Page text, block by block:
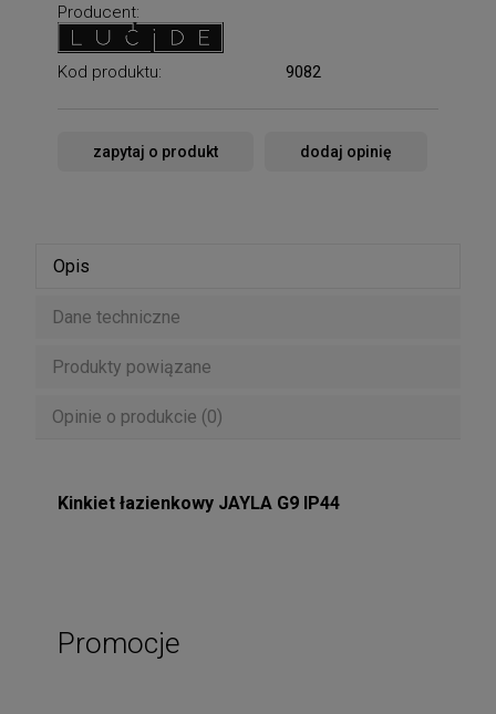
Producent:
Kod produktu: 9082
zapytaj o produkt dodaj opinię
Opis
Dane techniczne
Produkty powiązane
Opinie o produkcie (0)
Kinkiet łazienkowy JAYLA G9 IP44
Promocje